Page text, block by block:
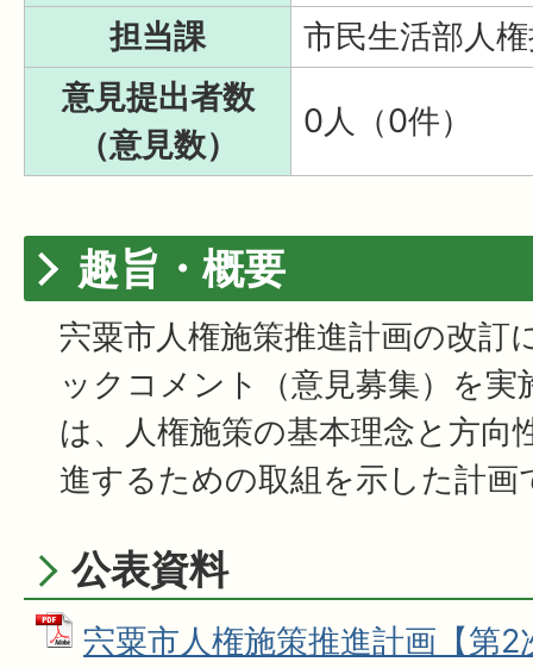
担当課
市民生活部人
意見提出者数
（意見数）
0人（0件）
趣旨・概要
宍粟市人権施策推進計画の改訂
ックコメント（意見募集）を実
は、人権施策の基本理念と方向
進するための取組を示した計画
公表資料
宍粟市人権施策推進計画【第